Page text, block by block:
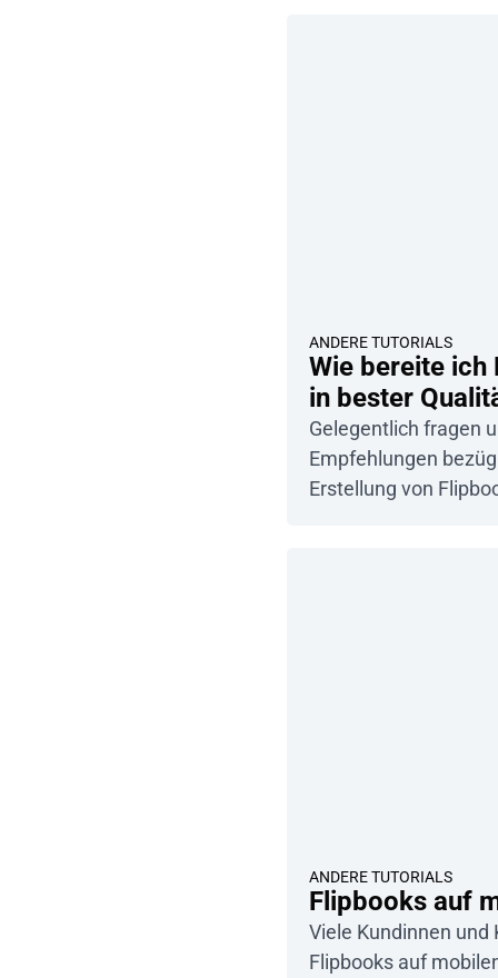
ANDERE TUTORIALS
Wie bereite ich
in bester
Gelegentlich fragen
Empfehlungen
Erstellung von
ANDERE TUTORIALS
Flipbooks auf
Viele Kundinnen und
Flipbooks auf